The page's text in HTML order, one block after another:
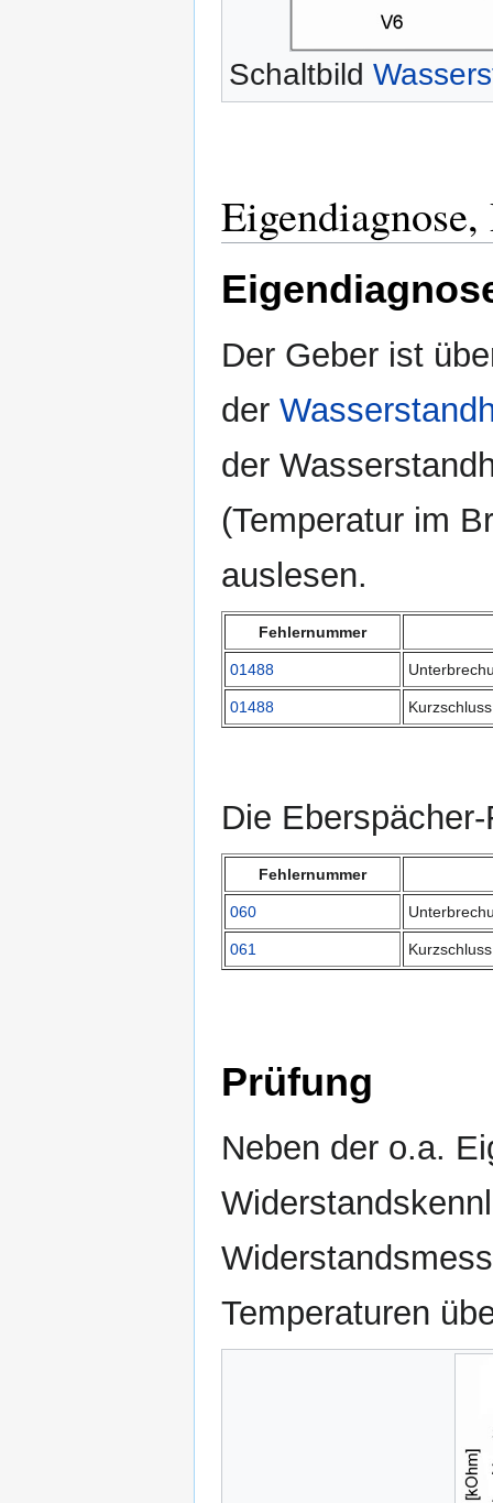
Schaltbild
Der Geber ist
der
der
(Temperatur im
auslesen.
Fehlernummer
01488
01488
Die
Fehlernummer
060
061
Prüfung
Neben der o.a.
Temperaturen